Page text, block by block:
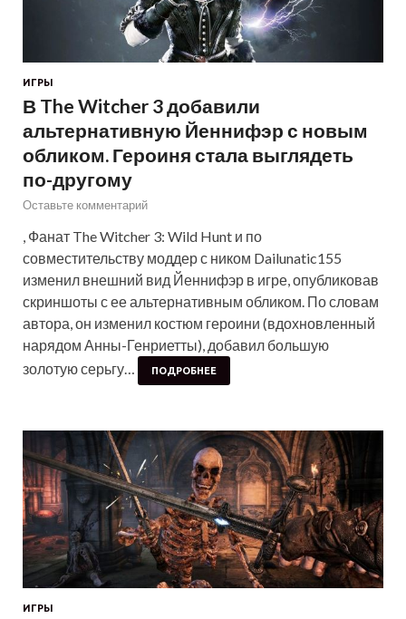
ИГРЫ
В The Witcher 3 добавили
альтернативную Йеннифэр с новым
обликом. Героиня стала выглядеть
по-другому
Оставьте комментарий
, Фанат The Witcher 3: Wild Hunt и по
совместительству моддер с ником Dailunatic155
изменил внешний вид Йеннифэр в игре, опубликовав
скриншоты с ее альтернативным обликом. По словам
автора, он изменил костюм героини (вдохновленный
нарядом Анны-Генриетты), добавил большую
золотую серьгу…
ПОДРОБНЕЕ
ИГРЫ